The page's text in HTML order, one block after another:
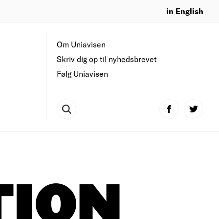
in English
Om Uniavisen
Skriv dig op til nyhedsbrevet
Følg Uniavisen